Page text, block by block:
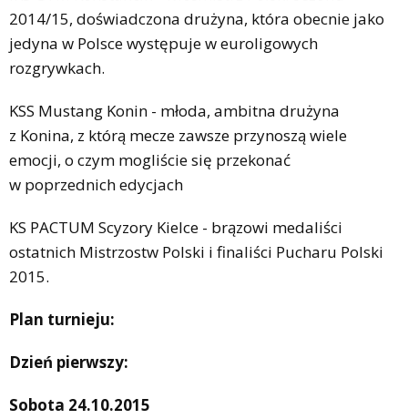
2014/15, doświadczona drużyna, która obecnie jako
jedyna w Polsce występuje w euroligowych
rozgrywkach.
KSS Mustang Konin - młoda, ambitna drużyna
z Konina, z którą mecze zawsze przynoszą wiele
emocji, o czym mogliście się przekonać
w poprzednich edycjach
KS PACTUM Scyzory Kielce - brązowi medaliści
ostatnich Mistrzostw Polski i finaliści Pucharu Polski
2015.
Plan turnieju:
Dzień pierwszy:
Sobota 24.10.2015